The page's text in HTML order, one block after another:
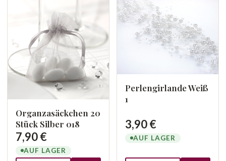
Organzasäckchen 20
Stück Silber 018
7,90 €
AUF LAGER
Perlengirlande Weiß
1
3,90 €
AUF LAGER